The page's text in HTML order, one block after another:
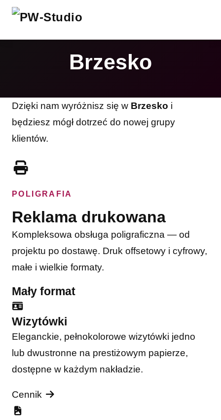
Brzesko
Dzięki nam wyróżnisz się w Brzesko i
będziesz mógł dotrzeć do nowej grupy
klientów.
POLIGRAFIA
Reklama drukowana
Kompleksowa obsługa poligraficzna — od
projektu po dostawę. Druk offsetowy i cyfrowy,
małe i wielkie formaty.
Mały format
Wizytówki
Eleganckie, pełnokolorowe wizytówki jedno
lub dwustronne na prestiżowym papierze,
dostępne w każdym nakładzie.
Cennik